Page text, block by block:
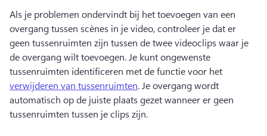
Als je problemen ondervindt bij het toevoegen van een
overgang tussen scènes in je video, controleer je dat er
geen tussenruimten zijn tussen de twee videoclips waar je
de overgang wilt toevoegen. Je kunt ongewenste
tussenruimten identificeren met de functie voor het
verwijderen van tussenruimten. Je overgang wordt
automatisch op de juiste plaats gezet wanneer er geen
tussenruimten tussen je clips zijn.